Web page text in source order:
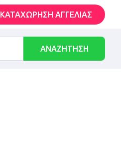
ΚΑΤΑΧΩΡΗΣΗ ΑΓΓΕΛΙΑΣ
ΑΝΑΖΗΤΗΣΗ